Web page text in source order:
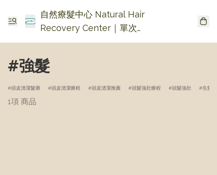
自然療髮中心 Natural Hair
Recovery Center｜單次收
費生髮・頭皮頭瘡護理
#強髮
頭皮清潔髮廊 頭皮清潔療程 頭皮清潔推薦 頭髮強壯療程 頭髮強壯 生髮
1項 商品